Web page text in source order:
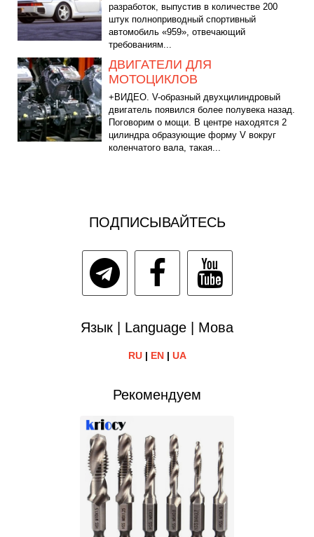
разработок, выпустив в количестве 200
штук полноприводный спортивный
автомобиль «959», отвечающий
требованиям...
ДВИГАТЕЛИ ДЛЯ
МОТОЦИКЛОВ
+ВИДЕО. V-образный двухцилиндровый
двигатель появился более полувека назад.
Поговорим о мощи. В центре находятся 2
цилиндра образующие форму V вокруг
коленчатого вала, такая...
ПОДПИСЫВАЙТЕСЬ
Язык | Language | Мова
RU| EN| UA
Рекомендуем